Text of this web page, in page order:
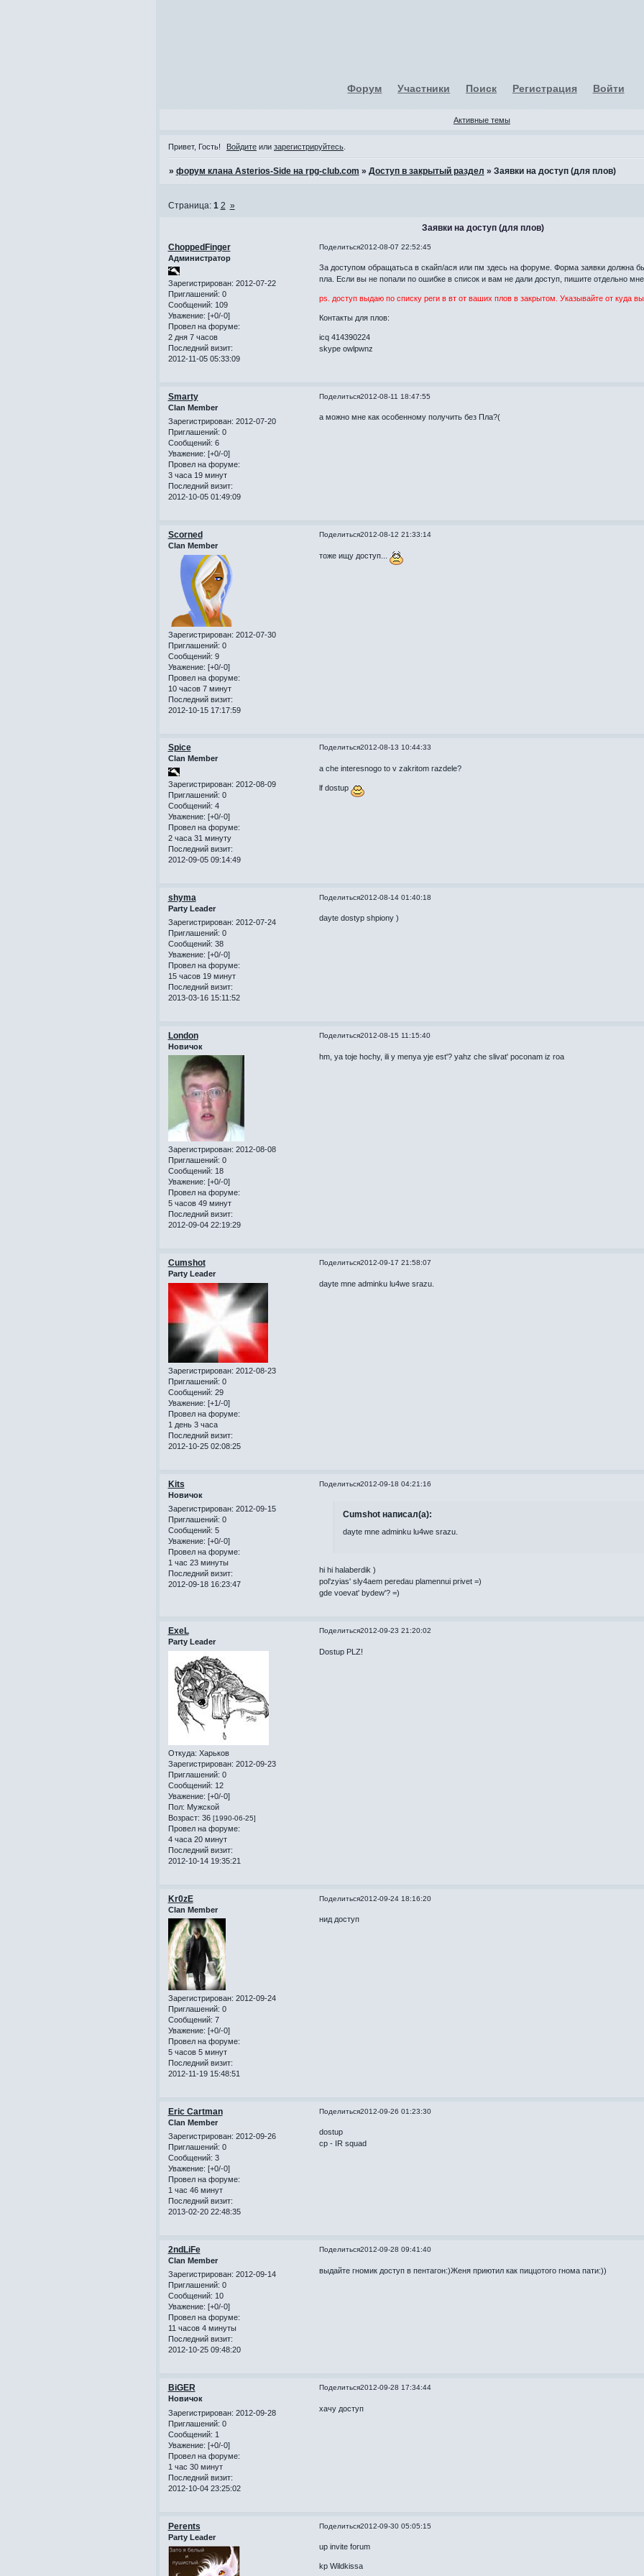
Форум Участники Поиск Регистрация Войти
Активные темы
Привет, Гость! Войдите или зарегистрируйтесь
» форум клана Asterios-Side на rpg-club.com » Доступ в закрытый раздел » Заявки на доступ (для плов)
Заявки на доступ (для плов)
Страница: 1 2 »
Поделиться2012-08-07 22:52:45
ChoppedFinger
Администратор
Зарегистрирован: 2012-07-22
Приглашений: 0
Сообщений: 109
Уважение: [+0/-0]
Провел на форуме:
2 дня 7 часов
Последний визит:
2012-11-05 05:33:09
За доступом обращатьса в скайп/ася или пм здесь на форуме. Форма заявки должна
пла. Если вы не попали по ошибке в список и вам не дали доступ, пишите отдельно
ps. доступ выдаю по списку реги в вт от ваших плов в закрытом. Указывайте от куда
Контакты для плов:
icq 414390224
skype owlpwnz
Поделиться2012-08-11 18:47:55
Smarty
Clan Member
Зарегистрирован: 2012-07-20
Приглашений: 0
Сообщений: 6
Уважение: [+0/-0]
Провел на форуме:
3 часа 19 минут
Последний визит:
2012-10-05 01:49:09
а можно мне как особенному получить без Пла?(
Поделиться2012-08-12 21:33:14
Scorned
Clan Member
Зарегистрирован: 2012-07-30
Приглашений: 0
Сообщений: 9
Уважение: [+0/-0]
Провел на форуме:
10 часов 7 минут
Последний визит:
2012-10-15 17:17:59
тоже ищу доступ...
Поделиться2012-08-13 10:44:33
Spice
Clan Member
Зарегистрирован: 2012-08-09
Приглашений: 0
Сообщений: 4
Уважение: [+0/-0]
Провел на форуме:
2 часа 31 минуту
Последний визит:
2012-09-05 09:14:49
a che interesnogo to v zakritom razdele?
lf dostup
Поделиться2012-08-14 01:40:18
shyma
Party Leader
Зарегистрирован: 2012-07-24
Приглашений: 0
Сообщений: 38
Уважение: [+0/-0]
Провел на форуме:
15 часов 19 минут
Последний визит:
2013-03-16 15:11:52
dayte dostyp shpiony )
Поделиться2012-08-15 11:15:40
London
Новичок
Зарегистрирован: 2012-08-08
Приглашений: 0
Сообщений: 18
Уважение: [+0/-0]
Провел на форуме:
5 часов 49 минут
Последний визит:
2012-09-04 22:19:29
hm, ya toje hochy, ili y menya yje est'? yahz che slivat' poconam iz roa
Поделиться2012-09-17 21:58:07
Cumshot
Party Leader
Зарегистрирован: 2012-08-23
Приглашений: 0
Сообщений: 29
Уважение: [+1/-0]
Провел на форуме:
1 день 3 часа
Последний визит:
2012-10-25 02:08:25
dayte mne adminku lu4we srazu.
Поделиться2012-09-18 04:21:16
Kits
Новичок
Зарегистрирован: 2012-09-15
Приглашений: 0
Сообщений: 5
Уважение: [+0/-0]
Провел на форуме:
1 час 23 минуты
Последний визит:
2012-09-18 16:23:47
Cumshot написал(а):
dayte mne adminku lu4we srazu.
hi hi halaberdik )
pol'zyias' sly4aem peredau plamennui privet =)
gde voevat' bydew'? =)
Поделиться2012-09-23 21:20:02
ExeL
Party Leader
Откуда: Харьков
Зарегистрирован: 2012-09-23
Приглашений: 0
Сообщений: 12
Уважение: [+0/-0]
Пол: Мужской
Возраст: 36 [1990-06-25]
Провел на форуме:
4 часа 20 минут
Последний визит:
2012-10-14 19:35:21
Dostup PLZ!
Поделиться2012-09-24 18:16:20
Kr0zE
Clan Member
Зарегистрирован: 2012-09-24
Приглашений: 0
Сообщений: 7
Уважение: [+0/-0]
Провел на форуме:
5 часов 5 минут
Последний визит:
2012-11-19 15:48:51
нид доступ
Поделиться2012-09-26 01:23:30
Eric Cartman
Clan Member
Зарегистрирован: 2012-09-26
Приглашений: 0
Сообщений: 3
Уважение: [+0/-0]
Провел на форуме:
1 час 46 минут
Последний визит:
2013-02-20 22:48:35
dostup
cp - IR squad
Поделиться2012-09-28 09:41:40
2ndLiFe
Clan Member
Зарегистрирован: 2012-09-14
Приглашений: 0
Сообщений: 10
Уважение: [+0/-0]
Провел на форуме:
11 часов 4 минуты
Последний визит:
2012-10-25 09:48:20
выдайте гномик доступ в пентагон:)Женя приютил как пиццотого гнома пати:))
Поделиться2012-09-28 17:34:44
BiGER
Новичок
Зарегистрирован: 2012-09-28
Приглашений: 0
Сообщений: 1
Уважение: [+0/-0]
Провел на форуме:
1 час 30 минут
Последний визит:
2012-10-04 23:25:02
хачу доступ
Поделиться2012-09-30 05:05:15
Perents
Party Leader
up invite forum
kp Wildkissa